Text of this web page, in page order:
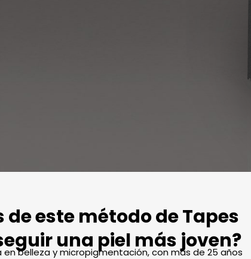
este método de Tapes
una piel más joven?
en belleza y micropigmentación, con más de 25 años